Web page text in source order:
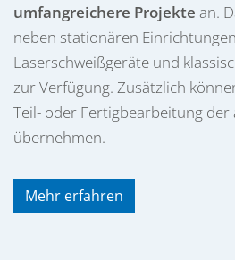
umfangreichere Projekte an.
neben stationären
Laserschweißgeräte und
zur Verfügung. Zusätzlich
Teil- oder Fertigbearbeitung der
übernehmen.
Mehr erfahren